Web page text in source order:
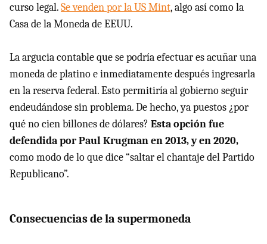
curso legal.Se venden por la US Mint, algo así como la
Casa de la Moneda de EEUU.
La argucia contable que se podría efectuar es acuñar una
moneda de platino e inmediatamente después ingresarla
en la reserva federal. Esto permitiría al gobierno seguir
endeudándose sin problema. De hecho, ya puestos ¿por
qué no cien billones de dólares? Esta opción fue
defendida por Paul Krugman en 2013, y en 2020,
como modo de lo que dice “saltar el chantaje del Partido
Republicano”.
Consecuencias de la supermoneda